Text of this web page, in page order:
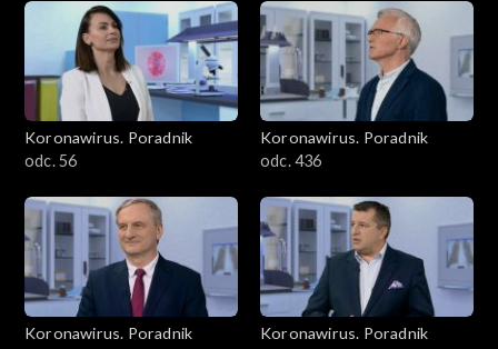
Koronawirus. Poradnik
odc. 56
Koronawirus. Poradnik
odc. 436
Koronawirus. Poradnik
Koronawirus. Poradnik